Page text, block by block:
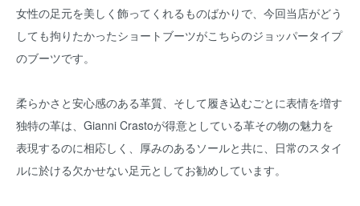
女性の足元を美しく飾ってくれるものばかりで、今回当店がどう
しても拘りたかったショートブーツがこちらのジョッパータイプ
のブーツです。
柔らかさと安心感のある革質、そして履き込むごとに表情を増す
独特の革は、Gianni Crastoが得意としている革その物の魅力を
表現するのに相応しく、厚みのあるソールと共に、日常のスタイ
ルに於ける欠かせない足元としてお勧めしています。